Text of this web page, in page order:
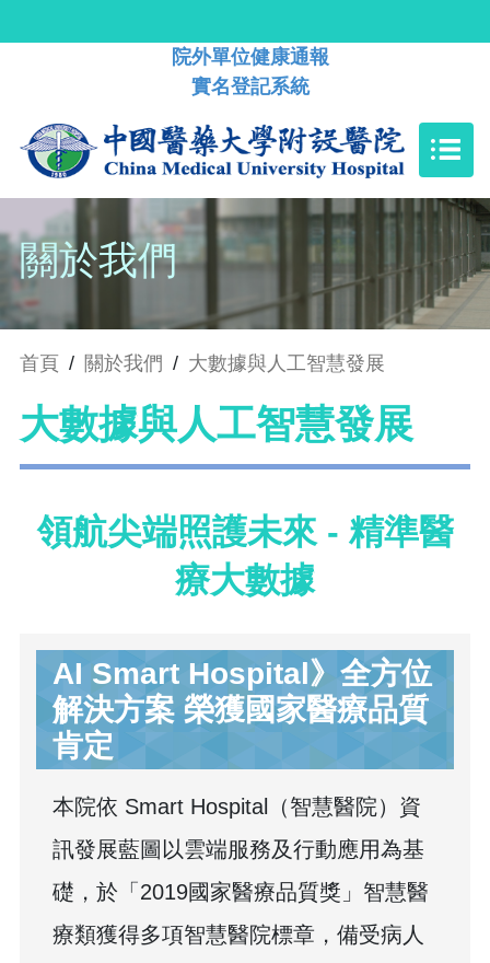
院外單位健康通報
實名登記系統
關於我們
首頁 / 關於我們 / 大數據與人工智慧發展
大數據與人工智慧發展
領航尖端照護未來 - 精準醫
療大數據
AI Smart Hospital》全方位
解決方案 榮獲國家醫療品質
肯定
本院依 Smart Hospital（智慧醫院）資
訊發展藍圖以雲端服務及行動應用為基
礎，於「2019國家醫療品質獎」智慧醫
療類獲得多項智慧醫院標章，備受病人